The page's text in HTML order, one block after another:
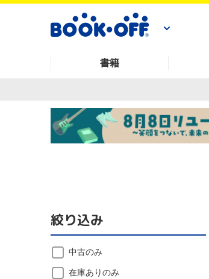
書籍
絞り込み
中古のみ
在庫ありのみ